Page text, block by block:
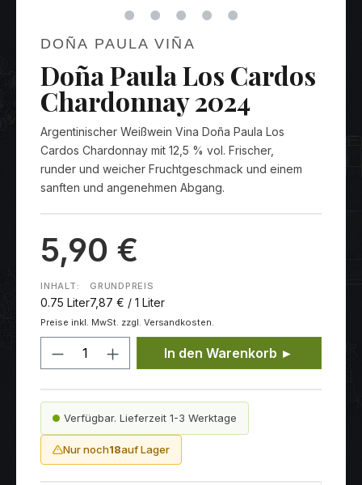
DOÑA PAULA VIÑA
Doña Paula Los Cardos
Chardonnay 2024
Argentinischer Weißwein Vina Doña Paula Los
Cardos Chardonnay mit 12,5 % vol. Frischer,
runder und weicher Fruchtgeschmack und einem
sanften und angenehmen Abgang.
5,90 €
INHALT:
0.75 Liter
GRUNDPREIS
7,87 € / 1 Liter
Preise inkl. MwSt. zzgl. Versandkosten.
Produkt Anzahl: Gib den
In den Warenkorb ►
Verfügbar. Lieferzeit 1-3 Werktage
Nur noch18auf Lager